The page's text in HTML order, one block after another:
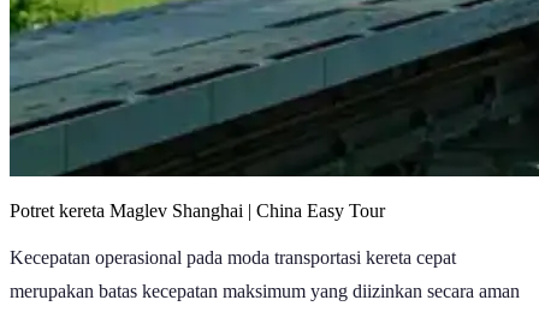
Potret kereta Maglev Shanghai | China Easy Tour
Kecepatan operasional pada moda transportasi kereta cepat
merupakan batas kecepatan maksimum yang diizinkan secara aman